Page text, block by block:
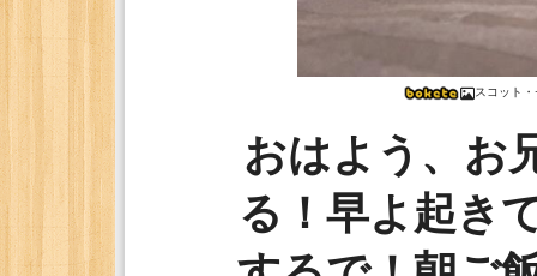
スコット
おはよう、お
る！早よ起き